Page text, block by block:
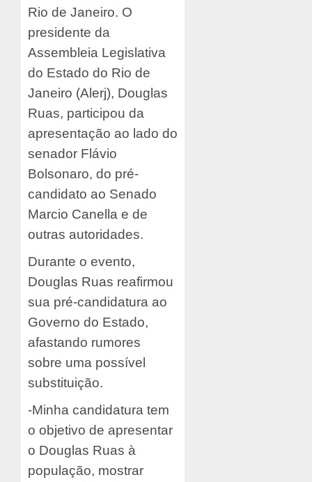
Rio de Janeiro. O
presidente da
Assembleia Legislativa
do Estado do Rio de
Janeiro (Alerj), Douglas
Ruas, participou da
apresentação ao lado do
senador Flávio
Bolsonaro, do pré-
candidato ao Senado
Marcio Canella e de
outras autoridades.
Durante o evento,
Douglas Ruas reafirmou
sua pré-candidatura ao
Governo do Estado,
afastando rumores
sobre uma possível
substituição.
-Minha candidatura tem
o objetivo de apresentar
o Douglas Ruas à
população, mostrar